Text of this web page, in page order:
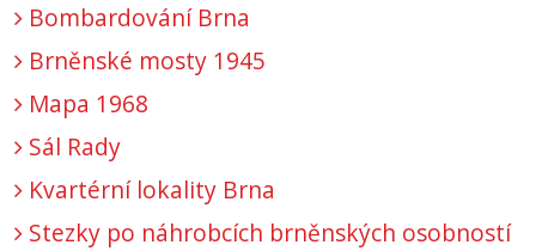
Bombardování Brna
Brněnské mosty 1945
Mapa 1968
Sál Rady
Kvartérní lokality Brna
Stezky po náhrobcích brněnských osobností